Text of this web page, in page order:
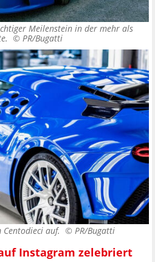
Meilenstein in der mehr als
© PR/Bugatti
Centodieci auf. © PR/Bugatti
Instagram zelebriert